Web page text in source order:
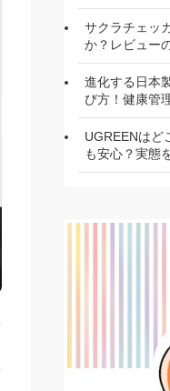
サクラチェッ
か？レビュー
進化する日本
び方！健康管
UGREENはど
も安心？実態